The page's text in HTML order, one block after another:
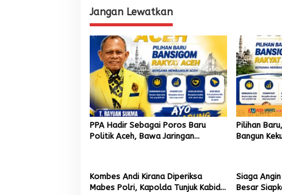
Jangan Lewatkan
PPA Hadir Sebagai Poros Baru
Politik Aceh, Bawa Jaringan
Pilihan
Bangun
Kombes Andi Kirana Diperiksa
Mabes Polri, Kapolda Tunjuk Kabid
Siaga
Besar